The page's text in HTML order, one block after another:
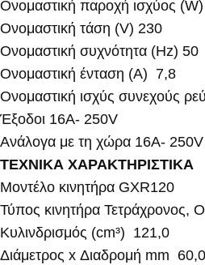
Ονομαστική παροχή ισχύος
Ονομαστική τάση (V) 230
Ονομαστική συχνότητα (Hz) 50
Ονομαστική ένταση (Α) 7,8
Ονομαστική ισχύς συνεχούς
Έξοδοι 16A- 250V
Ανάλογα με τη χώρα 16A- 250V
ΤΕΧΝΙΚΑ ΧΑΡΑΚΤΗΡΙΣΤΙΚΑ
Μοντέλο κινητήρα GXR120
Τύπος κινητήρα Τετράχρονος,
Κυλινδρισμός (cm³) 121,0
Διάμετρος x Διαδρομή mm